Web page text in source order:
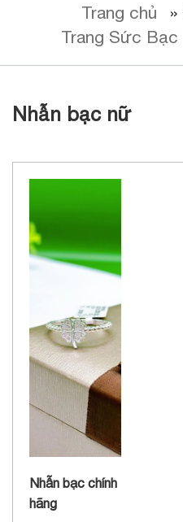
Trang chủ »
Trang Sức Bạc
Nhẫn bạc nữ
Nhẫn bạc chính
hãng